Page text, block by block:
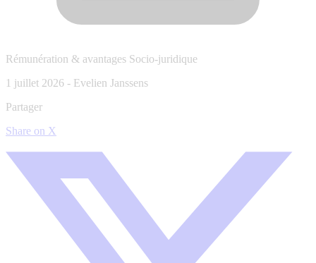
Rémunération & avantages Socio-juridique
1 juillet 2026 - Evelien Janssens
Partager
Share on X